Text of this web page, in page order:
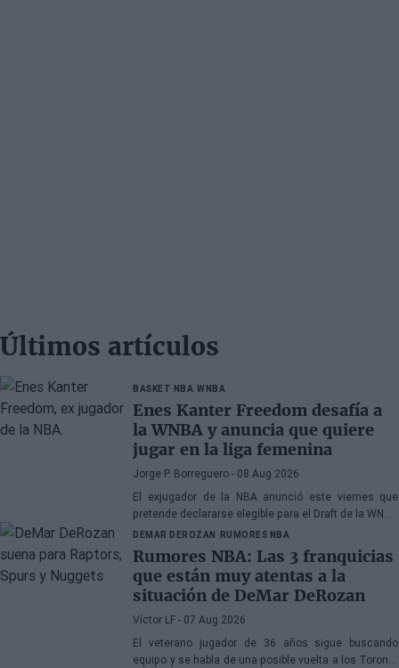
Últimos artículos
BASKET NBA WNBA
Enes Kanter Freedom desafía a
la WNBA y anuncia que quiere
jugar en la liga femenina
Jorge P. Borreguero - 08 Aug 2026
El exjugador de la NBA anunció este viernes que
pretende declararse elegible para el Draft de la WNBA
de 2027
DEMAR DEROZAN RUMORES NBA
Rumores NBA: Las 3 franquicias
que están muy atentas a la
situación de DeMar DeRozan
Víctor LF - 07 Aug 2026
El veterano jugador de 36 años sigue buscando
equipo y se habla de una posible vuelta a los Toronto